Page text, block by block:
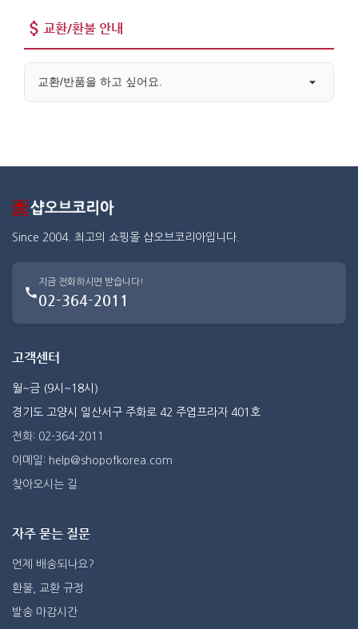
교환/환불 안내
교환/반품을 하고 싶어요.
Since 2004. 최고의 쇼핑몰 샵오브코리아입니다.
지금 전화하시면 받습니다!
02-364-2011
고객센터
월~금 (9시~18시)
경기도 고양시 일산서구 주화로 42 주엽프라자 401호
전화: 02-364-2011
이메일: help@shopofkorea.com
찾아오시는 길
자주 묻는 질문
언제 배송되나요?
환불, 교환 규정
발송 마감시간